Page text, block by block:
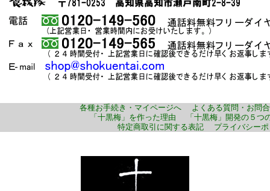
各種お手続き・マイページへ
よくある質問・お問
「十黒梅」を作った理由
「十黒梅」開発の５つ
特定商取引に関する表記
プライバシー